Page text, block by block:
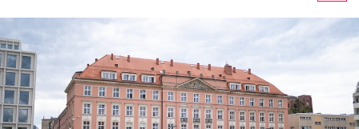
Kliknij, aby powiększyć